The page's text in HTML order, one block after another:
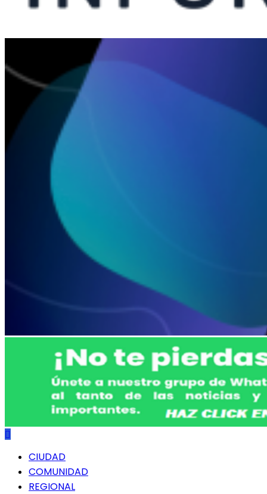
Menú
principal
CIUDAD
COMUNIDAD
REGIONAL